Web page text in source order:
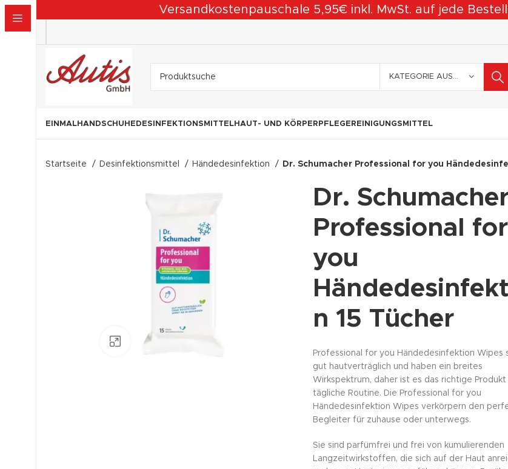
Versandkostenpauschale 5,95€ inkl. MwSt. auf jede
EINMALHANDSCHUHE DESINFEKTIONSMITTELHAUT- UND KÖRPERPFLEGE REINIGUNGSMITTEL
Startseite Desinfektionsmittel Händedesinfektion Dr. Schumacher Professional for you
Zum Vergrößern klicken
Dr.
Professional for
you
n 15 Tücher
Professional for you Händedesinfektion Wipes
gut hautverträglich und haben ein breites
Wirkspektrum, daher ist es das richtige
tägliche Routine. Die Professional for you
Händedesinfektion Wipes verkörpern den
Begleiter für zuhause oder unterwegs.
Sie sind parfümfrei und frei von kumulierenden
Langzeitwirkstoffen, die sich auf der Haut